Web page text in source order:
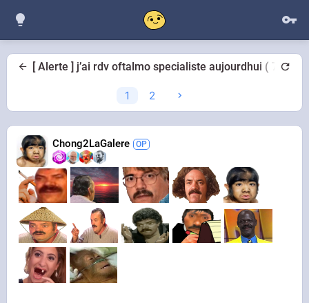
[ Alerte ] j’ai rdv oftalmo specialiste aujourdhui ( 7 mois
1 2
Chong2LaGalere